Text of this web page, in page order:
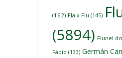
(162) Fla x Flu (145)
(5894) Flunel
Fábio (133) Germán